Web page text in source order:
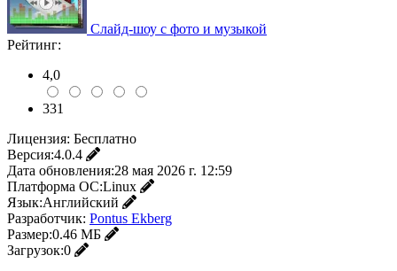
Слайд-шоу с фото и музыкой
Рейтинг:
4,0
331
Лицензия: Бесплатно
Версия:4.0.4
Дата обновления:28 мая 2026 г. 12:59
Платформа ОС:Linux
Язык:Английский
Разработчик: Pontus Ekberg
Размер:0.46 МБ
Загрузок:0